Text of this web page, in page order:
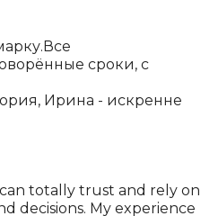
сроки, с
Ирина - искренне
totally trust and rely on
decisions. My experience